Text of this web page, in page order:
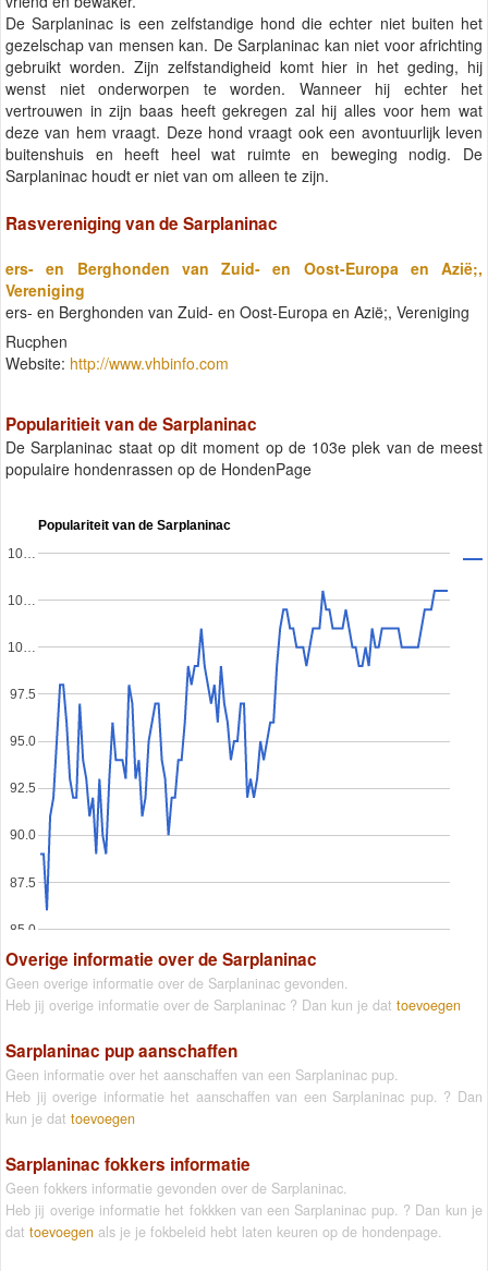
De Sarplaninac is een zelfstandige hond die echter niet buiten het
gezelschap van mensen kan. De Sarplaninac kan niet voor africhting
gebruikt worden. Zijn zelfstandigheid komt hier in het geding, hij
wenst niet onderworpen te worden. Wanneer hij echter het
vertrouwen in zijn baas heeft gekregen zal hij alles voor hem wat
deze van hem vraagt. Deze hond vraagt ook een avontuurlijk leven
buitenshuis en heeft heel wat ruimte en beweging nodig. De
Sarplaninac houdt er niet van om alleen te zijn.
Rasvereniging van de Sarplaninac
ers- en Berghonden van Zuid- en Oost-Europa en Azië;,
Vereniging
ers- en Berghonden van Zuid- en Oost-Europa en Azië;, Vereniging
Rucphen
Website: http://www.vhbinfo.com
Popularitieit van de Sarplaninac
De Sarplaninac staat op dit moment op de 103e plek van de meest
populaire hondenrassen op de HondenPage
Populariteit van de Sarplaninac
85.0
87.5
90.0
92.5
95.0
97.5
10…
10…
10…
Overige informatie over de Sarplaninac
Geen overige informatie over de Sarplaninac gevonden.
Heb jij overige informatie over de Sarplaninac ? Dan kun je dat toevoegen
Sarplaninac pup aanschaffen
Geen informatie over het aanschaffen van een Sarplaninac pup.
Heb jij overige informatie het aanschaffen van een Sarplaninac pup. ? Dan
kun je dat toevoegen
Sarplaninac fokkers informatie
Geen fokkers informatie gevonden over de Sarplaninac.
Heb jij overige informatie het fokkken van een Sarplaninac pup. ? Dan kun je
dat toevoegen als je je fokbeleid hebt laten keuren op de hondenpage.